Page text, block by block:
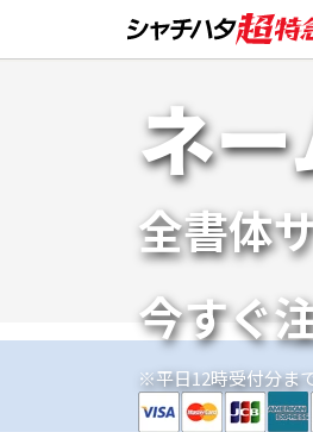
ネ
全書体
今すぐ
※平日12時受付分ま